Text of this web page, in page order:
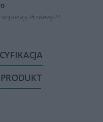
wspierają Przelewy24